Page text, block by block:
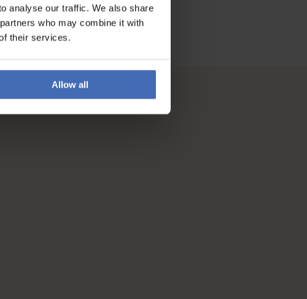
analyse our traffic. We also share
who may combine it with
their services.
Allow all